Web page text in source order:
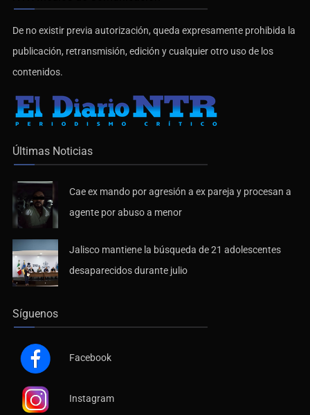
De no existir previa autorización, queda expresamente prohibida la
publicación, retransmisión, edición y cualquier otro uso de los
contenidos.
Últimas Noticias
Cae ex mando por agresión a ex pareja y procesan a
agente por abuso a menor
Jalisco mantiene la búsqueda de 21 adolescentes
desaparecidos durante julio
Síguenos
Facebook
Instagram